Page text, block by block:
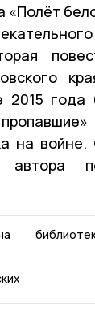
«Полёт
2015 года
на
автора